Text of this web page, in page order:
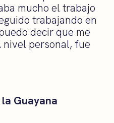
mucho el trabajo
trabajando en
decir que me
nivel personal, fue
Guayana